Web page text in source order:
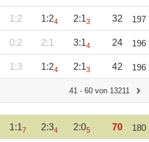
1:2 1:24 2:13 32 197
0:2 2:1 3:14 24 196
1:3 1:24 2:13 42 196
41 - 60 von 13211
1:17 2:34 2:05 70 180